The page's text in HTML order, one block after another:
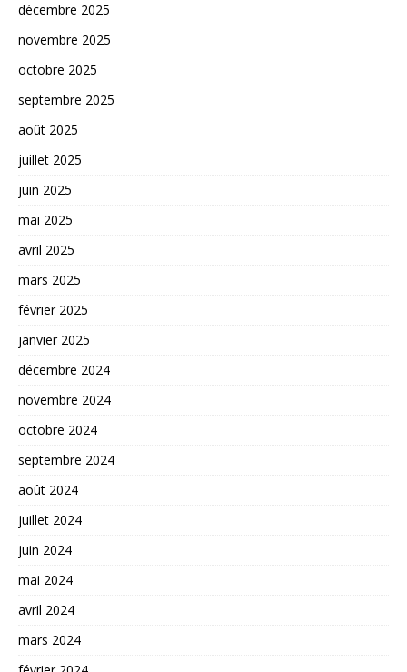
décembre 2025
novembre 2025
octobre 2025
septembre 2025
août 2025
juillet 2025
juin 2025
mai 2025
avril 2025
mars 2025
février 2025
janvier 2025
décembre 2024
novembre 2024
octobre 2024
septembre 2024
août 2024
juillet 2024
juin 2024
mai 2024
avril 2024
mars 2024